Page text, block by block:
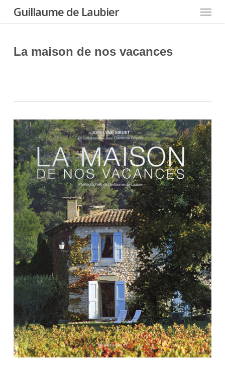
content
Guillaume de Laubier Menu
La maison de nos vacances